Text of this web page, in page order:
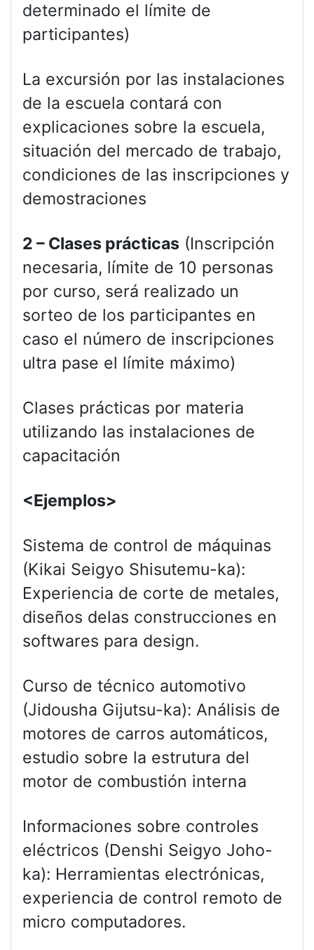
determinado el límite de
participantes)
La excursión por las instalaciones
de la escuela contará con
explicaciones sobre la escuela,
situación del mercado de trabajo,
condiciones de las inscripciones y
demostraciones
2 – Clases prácticas (Inscripción
necesaria, límite de 10 personas
por curso, será realizado un
sorteo de los participantes en
caso el número de inscripciones
ultra pase el límite máximo)
Clases prácticas por materia
utilizando las instalaciones de
capacitación
<Ejemplos>
Sistema de control de máquinas
(Kikai Seigyo Shisutemu-ka):
Experiencia de corte de metales,
diseños delas construcciones en
softwares para design.
Curso de técnico automotivo
(Jidousha Gijutsu-ka): Análisis de
motores de carros automáticos,
estudio sobre la estrutura del
motor de combustión interna
Informaciones sobre controles
eléctricos (Denshi Seigyo Joho-
ka): Herramientas electrónicas,
experiencia de control remoto de
micro computadores.